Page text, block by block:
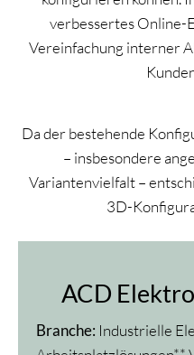
verbessertes Online-
Vereinfachung interner
Da der bestehende
– insbesondere
Variantenvielfalt –
3D-
ACD
Branche: Industrielle